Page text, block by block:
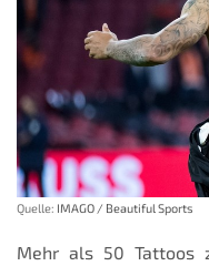
Quelle: IMAGO / Beautiful Sports
Mehr als 50 Tattoos